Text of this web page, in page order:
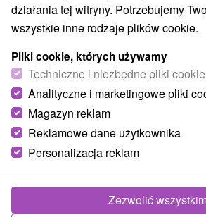
Zdjęcia od klientów +11
działania tej witryny. Potrzebujemy
wszystkie inne rodzaje plików cookie.
Pliki cookie, których używamy
Techniczne i niezbędne pliki cookie
Analityczne i marketingowe pliki
Magazyn reklam
Reklamowe dane użytkownika
Personalizacja reklam
Zezwolić